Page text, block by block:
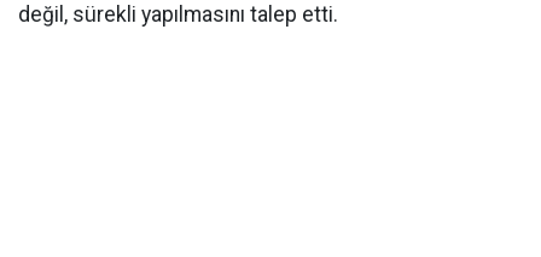
değil, sürekli yapılmasını talep etti.